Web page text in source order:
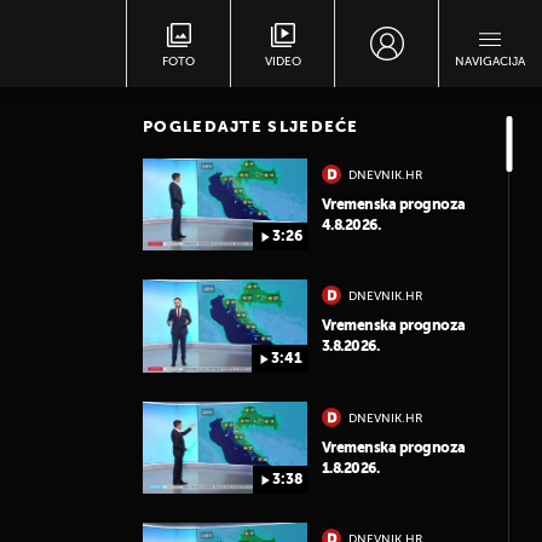
FOTO VIDEO NAVIGACIJA
POGLEDAJTE SLJEDEĆE
3:26
DNEVNIK.HR
Vremenska prognoza
4.8.2026.
3:41
DNEVNIK.HR
Vremenska prognoza
3.8.2026.
3:38
DNEVNIK.HR
Vremenska prognoza
1.8.2026.